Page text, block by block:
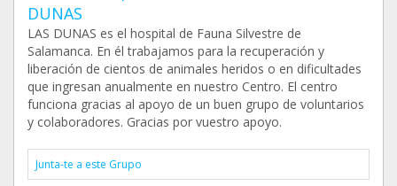
DUNAS
LAS DUNAS es el hospital de Fauna Silvestre de
Salamanca. En él trabajamos para la recuperación y
liberación de cientos de animales heridos o en dificultades
que ingresan anualmente en nuestro Centro. El centro
funciona gracias al apoyo de un buen grupo de voluntarios
y colaboradores. Gracias por vuestro apoyo.
Junta-te a este Grupo